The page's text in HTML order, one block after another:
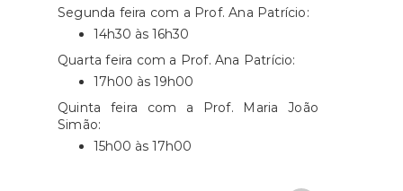
Segunda feira com a Prof. Ana Patrício:
14h30 às 16h30
Quarta feira com a Prof. Ana Patrício:
17h00 às 19h00
Quinta feira com a Prof. Maria João
Simão:
15h00 às 17h00